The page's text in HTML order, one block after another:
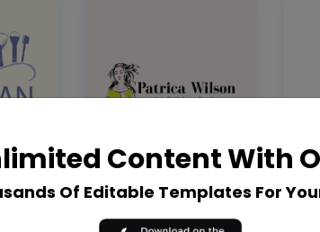
Content With
Of Editable Templates For